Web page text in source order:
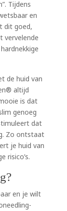
Tijdens
en
dit goed,
vervelende
de huid van
altijd
is dat
genoeg
dat
Zo ontstaat
je huid van
risico’s.
en je wilt